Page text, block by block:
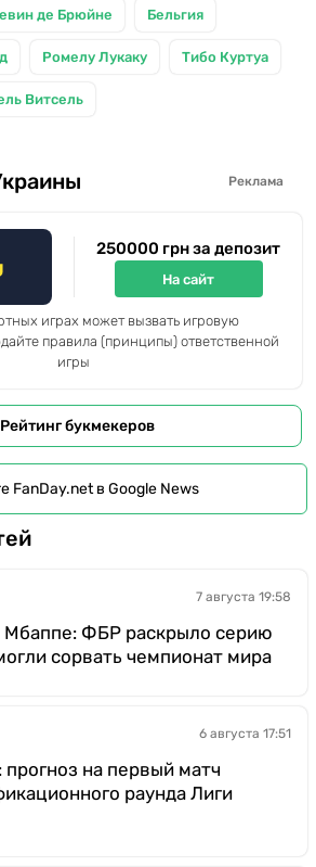
де Брюйне Бельгия
Ромелу Лукаку Тибо Куртуа
Витсель
Реклама
250000 грн за депозит
На сайт
играх может вызвать игровую
правила (принципы) ответственной
игры
Рейтинг букмекеров
FanDay.net в Google News
7 августа 19:58
Мбаппе: ФБР раскрыло серию
сорвать чемпионат мира
6 августа 17:51
на первый матч
раунда Лиги